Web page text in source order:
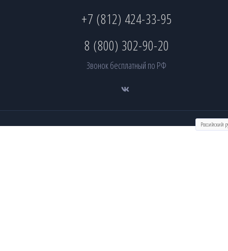
+7 (812) 424-33-95
8 (800) 302-90-20
Звонок бесплатный по РФ